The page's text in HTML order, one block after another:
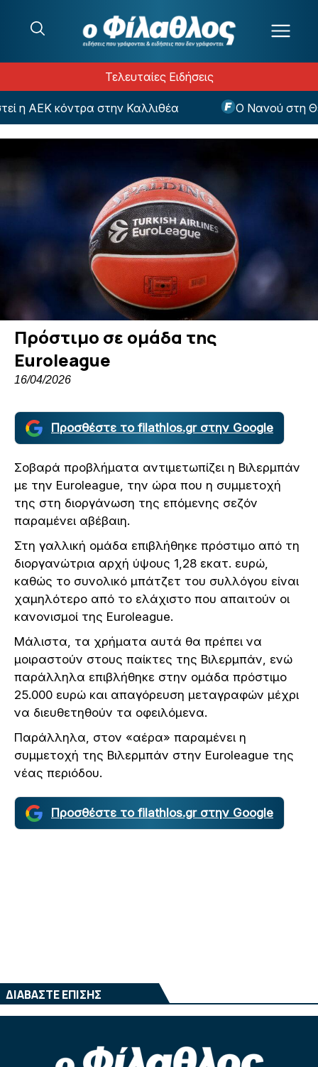
Τελευταίες Ειδήσεις
ΑΕΚ κόντρα στην Καλλιθέα Ο Νανού στη
Πρόστιμο σε ομάδα της
Euroleague
16/04/2026
Προσθέστε το filathlos.gr στην Google
Σοβαρά προβλήματα αντιμετωπίζει η Βιλερμπάν
με την Euroleague, την ώρα που η συμμετοχή
της στη διοργάνωση της επόμενης σεζόν
παραμένει αβέβαιη.
Στη γαλλική ομάδα επιβλήθηκε πρόστιμο από τη
διοργανώτρια αρχή ύψους 1,28 εκατ. ευρώ,
καθώς το συνολικό μπάτζετ του συλλόγου είναι
χαμηλότερο από το ελάχιστο που απαιτούν οι
κανονισμοί της Euroleague.
Μάλιστα, τα χρήματα αυτά θα πρέπει να
μοιραστούν στους παίκτες της Βιλερμπάν, ενώ
παράλληλα επιβλήθηκε στην ομάδα πρόστιμο
25.000 ευρώ και απαγόρευση μεταγραφών μέχρι
να διευθετηθούν τα οφειλόμενα.
Παράλληλα, στον «αέρα» παραμένει η
συμμετοχή της Βιλερμπάν στην Euroleague της
νέας περιόδου.
Προσθέστε το filathlos.gr στην Google
ΔΙΑΒΑΣΤΕ ΕΠΙΣΗΣ